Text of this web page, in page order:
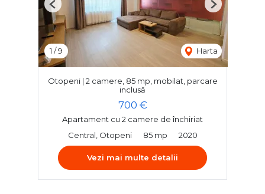
1 /9 Harta
Previous Next
Otopeni | 2 camere, 85 mp, mobilat, parcare
inclusă
700 €
Apartament cu 2 camere de închiriat
Central, Otopeni
85 mp 2020
Vezi mai multe detalii